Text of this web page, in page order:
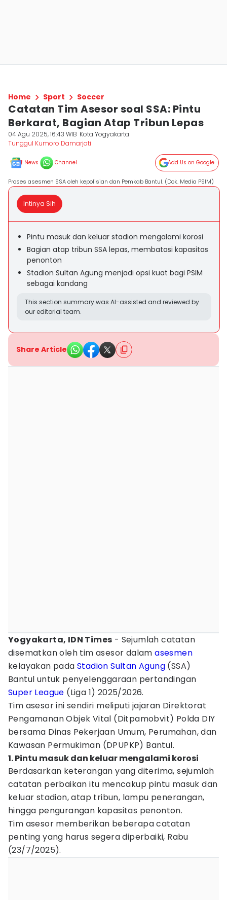
Home Sport Soccer
Catatan Tim Asesor soal SSA: Pintu
Berkarat, Bagian Atap Tribun Lepas
04 Agu 2025, 16:43 WIB Kota Yogyakarta
Tunggul Kumoro Damarjati
News Channel Add Us on Google
Proses asesmen SSA oleh kepolisian dan Pemkab Bantul. (Dok. Media PSIM)
Intinya Sih
Pintu masuk dan keluar stadion mengalami korosi
Bagian atap tribun SSA lepas, membatasi kapasitas
penonton
Stadion Sultan Agung menjadi opsi kuat bagi PSIM
sebagai kandang
This section summary was AI-assisted and reviewed by
our editorial team.
Share Article
Yogyakarta, IDN Times - Sejumlah catatan
disematkan oleh tim asesor dalamasesmen
kelayakan pada Stadion Sultan Agung (SSA)
Bantul untuk penyelenggaraan pertandingan
Super League (Liga 1) 2025/2026.
Tim asesor ini sendiri meliputi jajaran Direktorat
Pengamanan Objek Vital (Ditpamobvit) Polda DIY
bersama Dinas Pekerjaan Umum, Perumahan, dan
Kawasan Permukiman (DPUPKP) Bantul.
1. Pintu masuk dan keluar mengalami korosi
Berdasarkan keterangan yang diterima, sejumlah
catatan perbaikan itu mencakup pintu masuk dan
keluar stadion, atap tribun, lampu penerangan,
hingga pengurangan kapasitas penonton.
Tim asesor memberikan beberapa catatan
penting yang harus segera diperbaiki, Rabu
(23/7/2025).